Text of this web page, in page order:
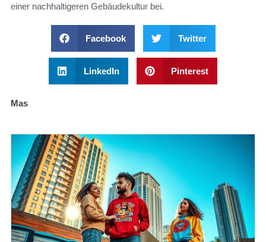
einer nachhaltigeren Gebäudekultur bei.
Facebook Twitter
LinkedIn Pinterest
Mas